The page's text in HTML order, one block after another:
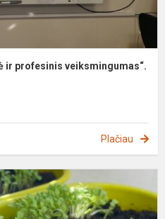
ir profesinis veiksmingumas“.
Plačiau